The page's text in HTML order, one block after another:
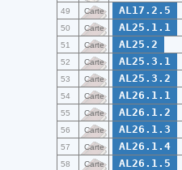
49 Carte AL17.2.5
50 Carte AL25.1.1
51 Carte AL25.2
52 Carte AL25.3.1
53 Carte AL25.3.2
54 Carte AL26.1.1
55 Carte AL26.1.2
56 Carte AL26.1.3
57 Carte AL26.1.4
58 Carte AL26.1.5